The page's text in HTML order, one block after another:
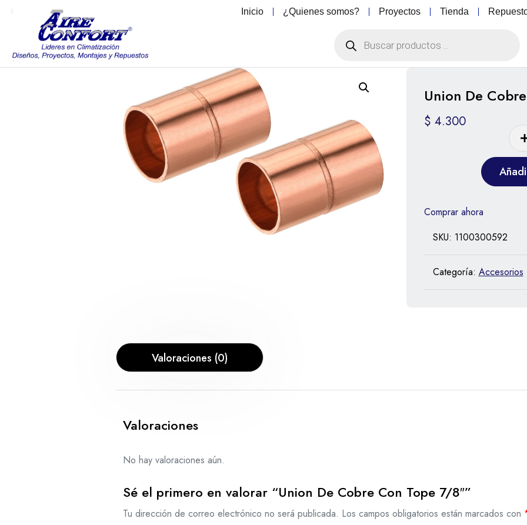
Inicio ¿Quienes somos? Proyectos Tienda
Union De
$ 4.300
Comprar ahora
SKU: 1100300592
Categoría: Accesorios
Valoraciones (0)
Valoraciones
No hay valoraciones aún.
Sé el primero en valorar “Union De Cobre Con Tope 7/8″”
Tu dirección de correo electrónico no será publicada. Los campos obligatorios están marcados con